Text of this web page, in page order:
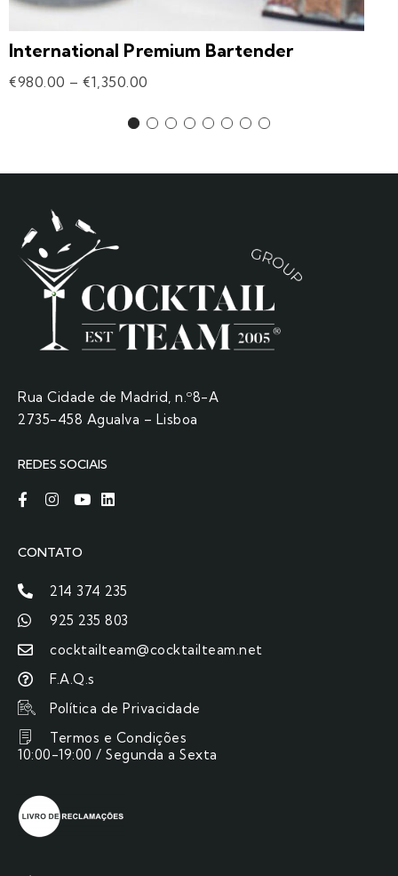
International Premium Bartender
€980.00 – €1,350.00
Rua Cidade de Madrid, n.º8-A
2735-458 Agualva – Lisboa
REDES SOCIAIS
CONTATO
214 374 235
925 235 803
cocktailteam@cocktailteam.net
F.A.Q.s
Política de Privacidade
Termos e Condições
10:00-19:00 / Segunda a Sexta